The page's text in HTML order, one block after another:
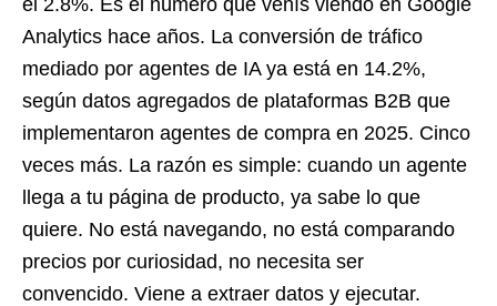
Analytics hace años. La conversión de tráfico
mediado por agentes de IA ya está en 14.2%,
según datos agregados de plataformas B2B que
implementaron agentes de compra en 2025. Cinco
veces más. La razón es simple: cuando un agente
llega a tu página de producto, ya sabe lo que
quiere. No está navegando, no está comparando
precios por curiosidad, no necesita ser
convencido. Viene a extraer datos y ejecutar.